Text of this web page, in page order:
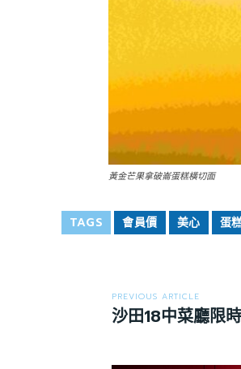
黃金芒果拿破崙蛋糕橫切面
TAGS 會員價 美心 蛋
PREVIOUS ARTICLE
沙田18中菜廳限